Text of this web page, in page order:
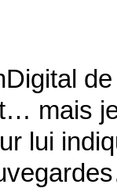
mais
lui